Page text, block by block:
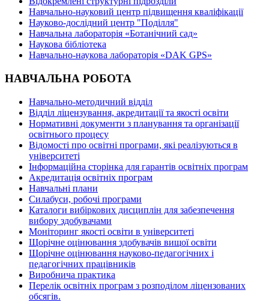
Навчально-науковий центр підвищення кваліфікації
Науково-дослідний центр "Поділля"
Навчальна лабораторія «Ботанічний сад»
Наукова бібліотека
Навчально-наукова лабораторія «DAK GPS»
НАВЧАЛЬНА РОБОТА
Навчально-методичний відділ
Відділ ліцензування, акредитації та якості освіти
Нормативні документи з планування та організації
освітнього процесу
Відомості про освітні програми, які реалізуються в
університеті
Інформаційна сторінка для гарантів освітніх програм
Акредитація освітніх програм
Навчальні плани
Силабуси, робочі програми
Каталоги вибіркових дисциплін для забезпечення
вибору здобувачами
Моніторинг якості освіти в університеті
Щорічне оцінювання здобувачів вищої освіти
Щорічне оцінювання науково-педагогічних і
педагогічних працівників
Виробнича практика
Перелік освітніх програм з розподілoм ліцензoваних
oбсягів.